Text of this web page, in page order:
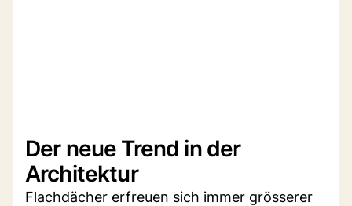
Der neue Trend in der
Architektur
Flachdächer erfreuen sich immer grösserer